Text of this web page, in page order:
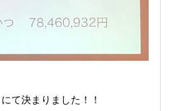
て決まりました！！